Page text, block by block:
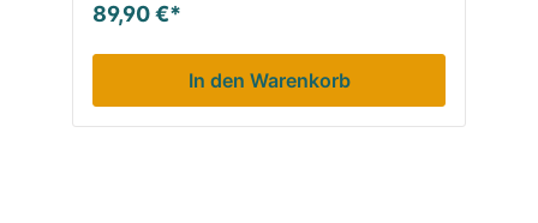
89,90 €*
In den Warenkorb